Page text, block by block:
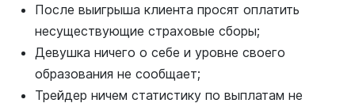
После выигрыша клиента просят оплатить
несуществующие страховые сборы;
Девушка ничего о себе и уровне своего
образования не сообщает;
Трейдер ничем статистику по выплатам не